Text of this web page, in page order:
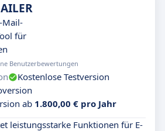
Mail-
für
Benutzerbewertungen
Kostenlose Testversion
ab 1.800,00 € pro Jahr
leistungsstarke Funktionen für E-